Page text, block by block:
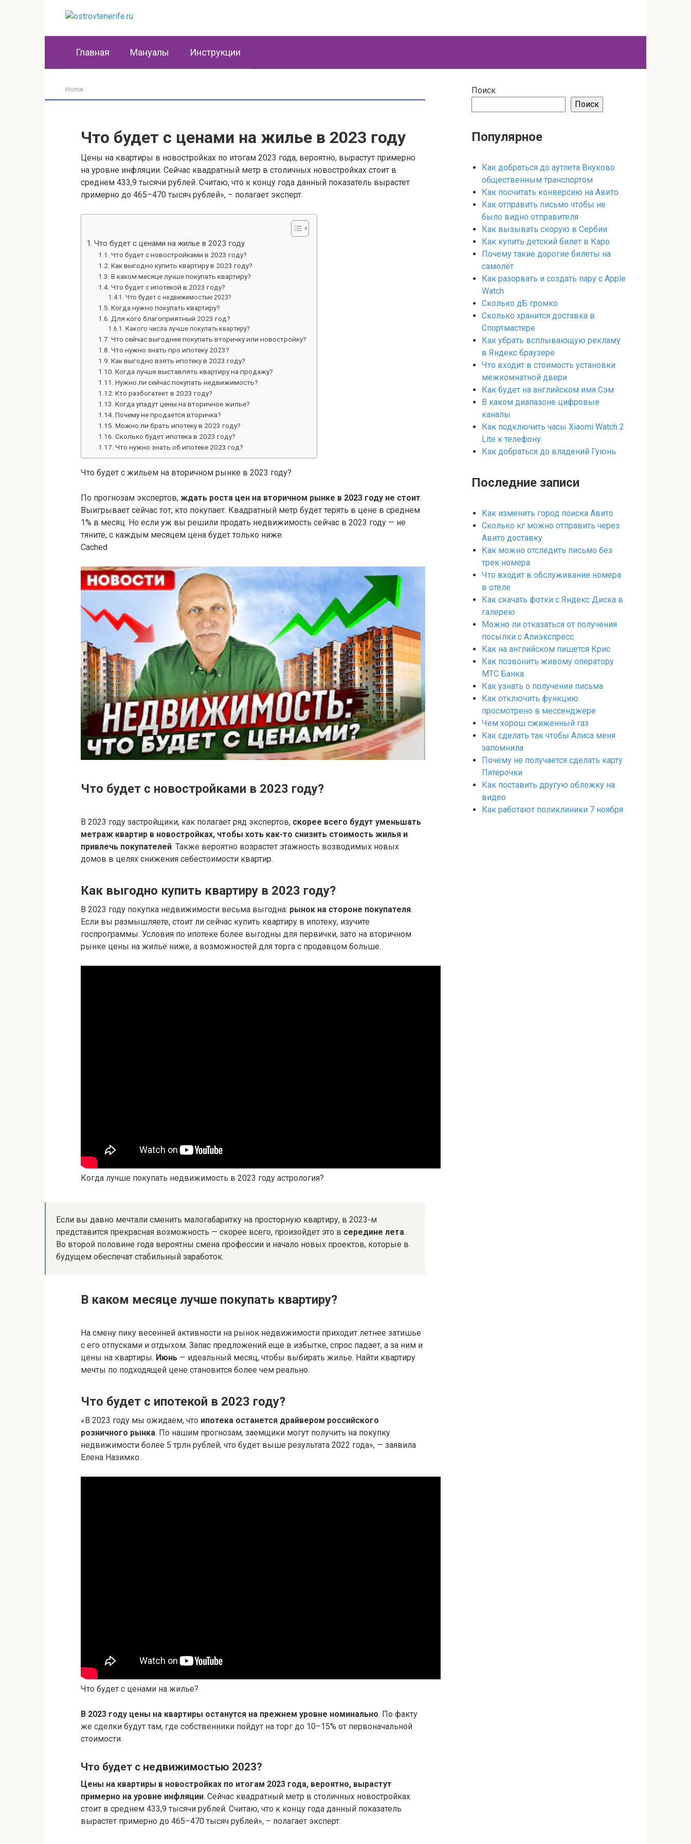
Главная Мануалы Инструкции
Home
Что будет с ценами на жилье в 2023 году
Цены на квартиры в новостройках по итогам 2023 года, вероятно, вырастут примерно
на уровне инфляции. Сейчас квадратный метр в столичных новостройках стоит в
среднем 433,9 тысячи рублей. Считаю, что к концу года данный показатель вырастет
примерно до 465–470 тысяч рублей», – полагает эксперт.
Что будет с ценами на жилье в 2023 году
Что будет с новостройками в 2023 году?
Как выгодно купить квартиру в 2023 году?
В каком месяце лучше покупать квартиру?
Что будет с ипотекой в 2023 году?
Что будет с недвижимостью 2023?
Когда нужно покупать квартиру?
Для кого благоприятный 2023 год?
Какого числа лучше покупать квартиру?
Что сейчас выгоднее покупать вторичку или новостройку?
Что нужно знать про ипотеку 2023?
Как выгодно взять ипотеку в 2023 году?
Когда лучше выставлять квартиру на продажу?
Нужно ли сейчас покупать недвижимость?
Кто разбогатеет в 2023 году?
Когда упадут цены на вторичное жилье?
Почему не продается вторичка?
Можно ли брать ипотеку в 2023 году?
Сколько будет ипотека в 2023 году?
Что нужно знать об ипотеке 2023 год?
Что будет с жильем на вторичном рынке в 2023 году?
По прогнозам экспертов, ждать роста цен на вторичном рынке в 2023 году не стоит.
Выигрывает сейчас тот, кто покупает. Квадратный метр будет терять в цене в среднем
1% в месяц. Но если уж вы решили продать недвижимость сейчас в 2023 году — не
тяните, с каждым месяцем цена будет только ниже.
Cached
Что будет с новостройками в 2023 году?
В 2023 году застройщики, как полагает ряд экспертов, скорее всего будут уменьшать
метраж квартир в новостройках, чтобы хоть как-то снизить стоимость жилья и
привлечь покупателей. Также вероятно возрастет этажность возводимых новых
домов в целях снижения себестоимости квартир.
Как выгодно купить квартиру в 2023 году?
В 2023 году покупка недвижимости весьма выгодна: рынок на стороне покупателя.
Если вы размышляете, стоит ли сейчас купить квартиру в ипотеку, изучите
госпрограммы. Условия по ипотеке более выгодны для первички, зато на вторичном
рынке цены на жильё ниже, а возможностей для торга с продавцом больше.
Когда лучше покупать недвижимость в 2023 году астрология?
Если вы давно мечтали сменить малогабаритку на просторную квартиру, в 2023-м
представится прекрасная возможность — скорее всего, произойдет это в середине лета.
Во второй половине года вероятны смена профессии и начало новых проектов, которые в
будущем обеспечат стабильный заработок.
В каком месяце лучше покупать квартиру?
На смену пику весенней активности на рынок недвижимости приходит летнее затишье
с его отпусками и отдыхом. Запас предложений еще в избытке, спрос падает, а за ним и
цены на квартиры. Июнь — идеальный месяц, чтобы выбирать жилье. Найти квартиру
мечты по подходящей цене становится более чем реально.
Что будет с ипотекой в 2023 году?
«В 2023 году мы ожидаем, что ипотека останется драйвером российского
розничного рынка. По нашим прогнозам, заемщики могут получить на покупку
недвижимости более 5 трлн рублей, что будет выше результата 2022 года», — заявила
Елена Назимко.
Что будет с ценами на жилье?
В 2023 году цены на квартиры останутся на прежнем уровне номинально. По факту
же сделки будут там, где собственники пойдут на торг до 10–15% от первоначальной
стоимости.
Что будет с недвижимостью 2023?
Цены на квартиры в новостройках по итогам 2023 года, вероятно, вырастут
примерно на уровне инфляции. Сейчас квадратный метр в столичных новостройках
стоит в среднем 433,9 тысячи рублей. Считаю, что к концу года данный показатель
вырастет примерно до 465–470 тысяч рублей», – полагает эксперт.
Поиск
Поиск
Популярное
Как добраться до аутлета Внуково
общественным транспортом
Как посчитать конверсию на Авито
Как отправить письмо чтобы не
было видно отправителя
Как вызывать скорую в Сербии
Как купить детский билет в Каро
Почему такие дорогие билеты на
самолёт
Как разорвать и создать пару с Apple
Watch
Сколько дБ громко
Сколько хранится доставка в
Спортмастере
Как убрать всплывающую рекламу
в Яндекс браузере
Что входит в стоимость установки
межкомнатной двери
Как будет на английском имя Сэм
В каком диапазоне цифровые
каналы
Как подключить часы Xiaomi Watch 2
Lite к телефону
Как добраться до владений Гуюнь
Последние записи
Как изменить город поиска Авито
Сколько кг можно отправить через
Авито доставку
Как можно отследить письмо без
трек номера
Что входит в обслуживание номера
в отеле
Как скачать фотки с Яндекс Диска в
галерею
Можно ли отказаться от получения
посылки с Алиэкспресс
Как на английском пишется Крис
Как позвонить живому оператору
МТС Банка
Как узнать о получении письма
Как отключить функцию
просмотрено в мессенджере
Чем хорош сжиженный газ
Как сделать так чтобы Алиса меня
запомнила
Почему не получается сделать карту
Пятерочки
Как поставить другую обложку на
видео
Как работают поликлиники 7 ноября